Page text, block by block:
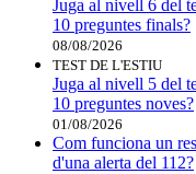
Juga al nivell 6 del
10 preguntes finals?
08/08/2026
TEST DE L'ESTIU
Juga al nivell 5 del
10 preguntes noves?
01/08/2026
Com funciona un
d'una alerta del 112?